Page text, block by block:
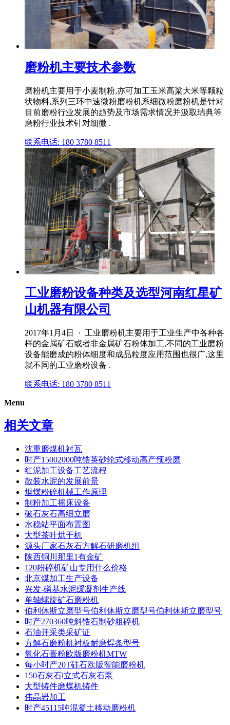
磨粉机主要技术参数
磨粉机主要用于小麦制粉,亦可加工玉米高粱大米等颗粒
状物料,系列三环中速微粉磨粉机系细微粉磨粉机是针对
目前磨粉行业发展的趋势及市场需求情况并汲取瑞典等
磨粉行业技术针对细微 .
联系电话: 180 3780 8511
工业磨粉设备种类及选型河南红星矿
山机器有限公司
2017年1月4日 · 工业磨粉机主要用于工业生产中各种各
样的金属矿石或者非金属矿石粉体加工,不同的工业磨粉
设备能磨成的粉体细度和成品粒度应用范围也很广,这里
就不同的工业磨粉设备 .
联系电话: 180 3780 8511
Menu
相关文章
沈重磨煤机衬瓦
时产15002000吨锆英砂轮式移动高产预粉磨
红泥加工设备工艺流程
散装水泥的发展前景
烟煤粉碎机械工作原理
制粉加工摇床设备
破石灰石高细立磨
水稳站平面布置图
大型茶叶烘干机
源头厂家石灰石方解石研磨机组
陕西铜川那里1有金矿
120粉碎机矿山专用什么价格
北京煤加工生产设备
兴发-磷基水泥缓凝剂生产线
单轴螺旋矿石磨粉机
伯利休斯立磨型号伯利休斯立磨型号伯利休斯立磨型号
时产270360吨斜锆石制砂粗碎机
石油开采类采矿证
方解石磨粉机衬板耐磨焊条型号
氧化石膏粉欧版磨粉机MTW
每小时产20T硅石欧版智能磨粉机
150石灰石l立式石灰石泵
大型铸件磨煤机铸件
伟晶岩加工
时产45115吨混凝土移动磨粉机